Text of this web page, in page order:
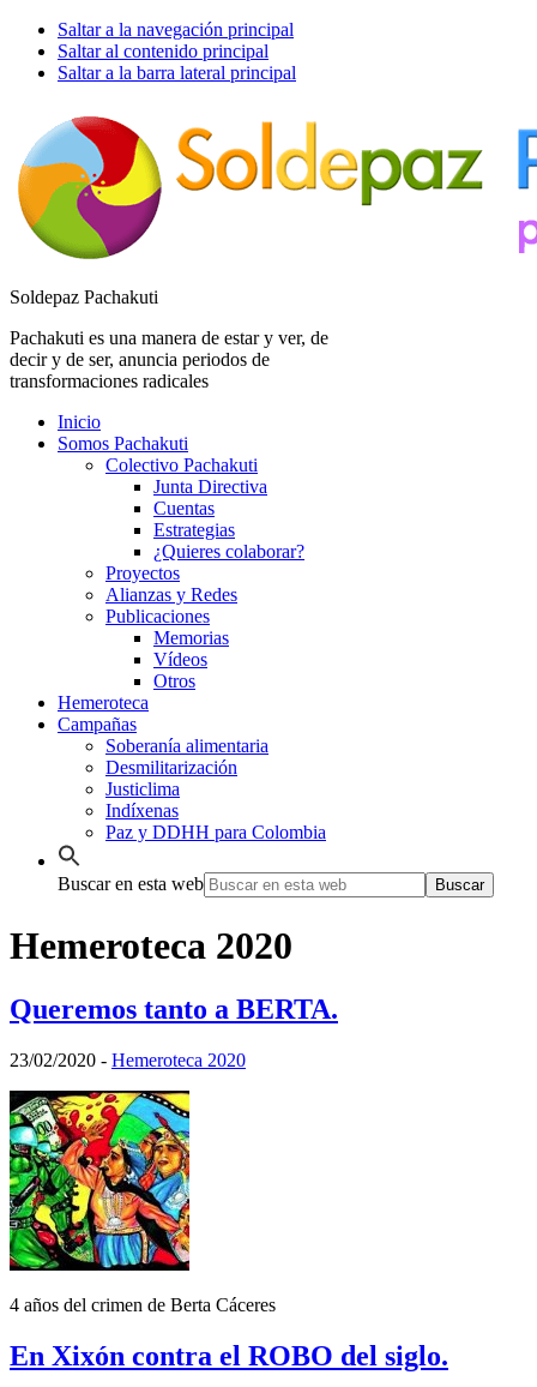
Saltar a la navegación principal
Saltar al contenido principal
Saltar a la barra lateral principal
Soldepaz Pachakuti
Pachakuti es una manera de estar y ver, de
decir y de ser, anuncia periodos de
transformaciones radicales
Inicio
Somos Pachakuti
Colectivo Pachakuti
Junta Directiva
Cuentas
Estrategias
¿Quieres colaborar?
Proyectos
Alianzas y Redes
Publicaciones
Memorias
Vídeos
Otros
Hemeroteca
Campañas
Soberanía alimentaria
Desmilitarización
Justiclima
Indíxenas
Paz y DDHH para Colombia
Buscar en esta web
Hemeroteca 2020
Queremos tanto a BERTA.
23/02/2020 - Hemeroteca 2020
4 años del crimen de Berta Cáceres
En Xixón contra el ROBO del siglo.